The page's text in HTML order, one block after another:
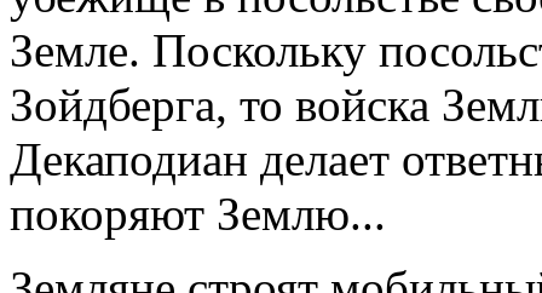
Земле. Поскольку
Зойдберга, то войска
Декаподиан делает
покоряют Землю...